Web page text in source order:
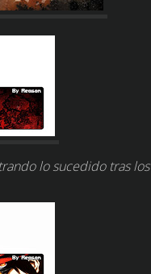
lo sucedido tras los